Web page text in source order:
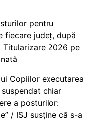
pentru
fiecare județ, după
Titularizare 2026 pe
Copiilor executarea
chiar
a posturilor:
/ ISJ susține că s-a